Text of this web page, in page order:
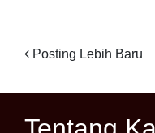
Posting Lebih Baru